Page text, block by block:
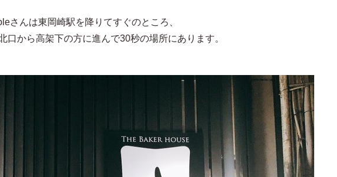
さんは東岡崎駅を降りてすぐのところ、
口から高架下の方に進んで30秒の場所にあります。